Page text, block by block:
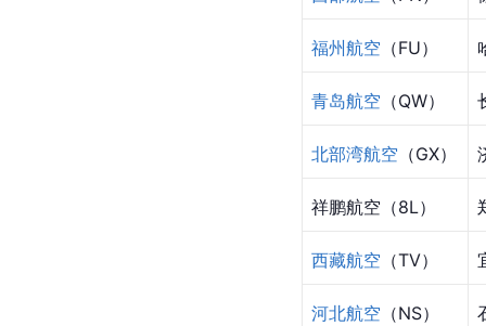
福州航空 （FU）
青岛航空 （QW）
北部湾航空 （GX）
祥鹏航空（8L）
西藏航空 （TV）
河北航空 （NS）